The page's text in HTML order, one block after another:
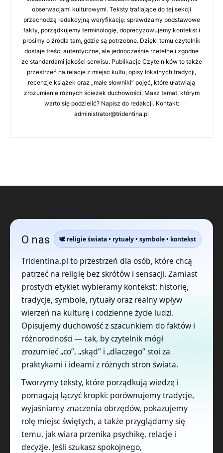
obserwacjami kulturowymi. Teksty trafiające do tej sekcji
przechodzą redakcyjną weryfikację: sprawdzamy podstawowe
fakty, porządkujemy terminologię, doprecyzowujemy kontekst i
prosimy o źródła tam, gdzie są potrzebne. Dzięki temu czytelnik
dostaje treści autentyczne, ale jednocześnie rzetelne i zgodne
ze standardami jakości serwisu. Publikacje Czytelników to także
przestrzeń na relacje z miejsc kultu, opisy lokalnych tradycji,
recenzje książek oraz „małe słowniki” pojęć, które ułatwiają
zrozumienie różnych ścieżek duchowości. Masz temat, którym
warto się podzielić? Napisz do redakcji. Kontakt:
administrator@tridentina.pl
O nas 🕊️ religie świata • rytuały • symbole • kontekst
Tridentina.pl to przestrzeń dla osób, które chcą
patrzeć na religię bez skrótów i sensacji. Zamiast
prostych etykiet wybieramy kontekst: historię,
tradycje, symbole, rytuały oraz realny wpływ
wierzeń na kulturę i codzienne życie ludzi.
Opisujemy duchowość z szacunkiem do faktów i
różnorodności — tak, by czytelnik mógł
zrozumieć „co”, „skąd” i „dlaczego” stoi za
praktykami i ideami z różnych stron świata.
Tworzymy teksty, które porządkują wiedzę i
pomagają łączyć kropki: porównujemy tradycje,
wyjaśniamy znaczenia obrzędów, pokazujemy
rolę miejsc świętych, a także przyglądamy się
temu, jak wiara przenika psychikę, relacje i
decyzje. Jeśli szukasz spokojnego,